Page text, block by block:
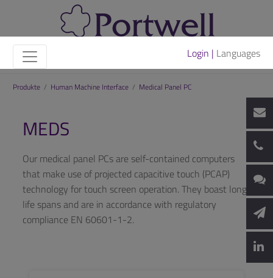
Login | Languages
Produkte / Human Machine Interface / Medical Panel PC
MEDS
Our medical panel PCs are self-contained computers
that make use of projected capacitive touch (PCAP)
technology for touch screen operation. They boast long
life spans and are in accordance with regulatory
compliance EN 60601-1-2.